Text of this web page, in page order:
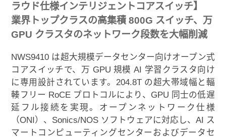
ラウド仕様インテリジェントコアスイッチ】
業界トップクラスの高集積 800G スイッチ、万
GPU クラスタのネットワーク段数を大幅削減
NWS9410 は超大規模データセンター向けオープン式
コアスイッチで、万 GPU 規模 AI 学習クラスタ向け
に専用設計されています。204.8T の超大帯域幅と輻
輳フリー RoCE プロトコルにより、GPU 同士の低遅
延フル接続を実現。オープンネットワーク仕様
（ONI）、Sonics/NOS ソフトウェアに対応し、AI ス
マートコンピューティングセンターおよびデータセ